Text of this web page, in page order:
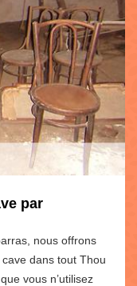
par
nous offrons
dans tout Thou
vous n’utilisez